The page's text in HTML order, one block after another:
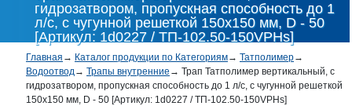
гидрозатвором, пропускная способность до 1
л/с, с чугунной решеткой 150x150 мм, D - 50
[Артикул: 1d0227 / ТП-102.50-150VPHs]
Главная → Каталог продукции по Категориям→ Татполимер→
Водоотвод→ Трапы внутренние → Трап Татполимер вертикальный, с
гидрозатвором, пропускная способность до 1 л/с, с чугунной решеткой
150x150 мм, D - 50 [Артикул: 1d0227 / ТП-102.50-150VPHs]